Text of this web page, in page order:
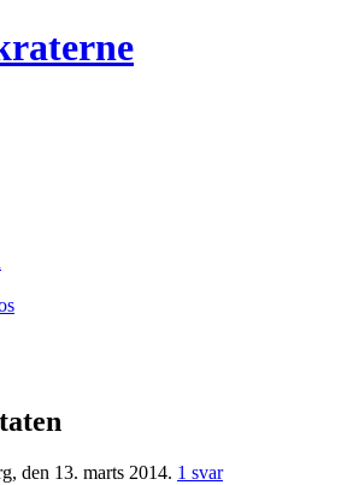
den 13. marts 2014. 1 svar